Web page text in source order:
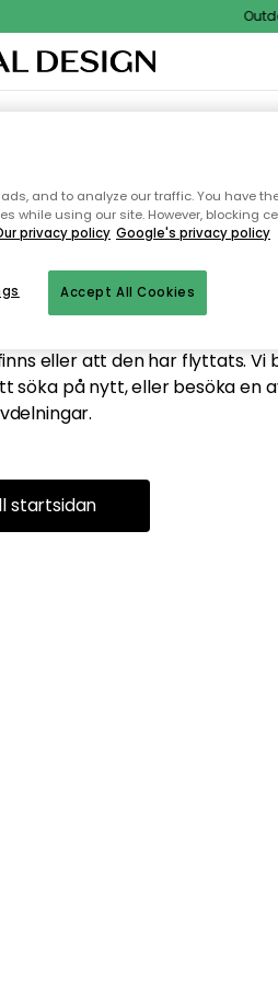
UTEMÖBLER
sidan du
eller att den har flyttats. Vi
söka på nytt, eller besöka en
startsidan
and to analyze our traffic. You have
while using our site. However, blocking
privacy policy Google's privacy policy
Accept All Cookies